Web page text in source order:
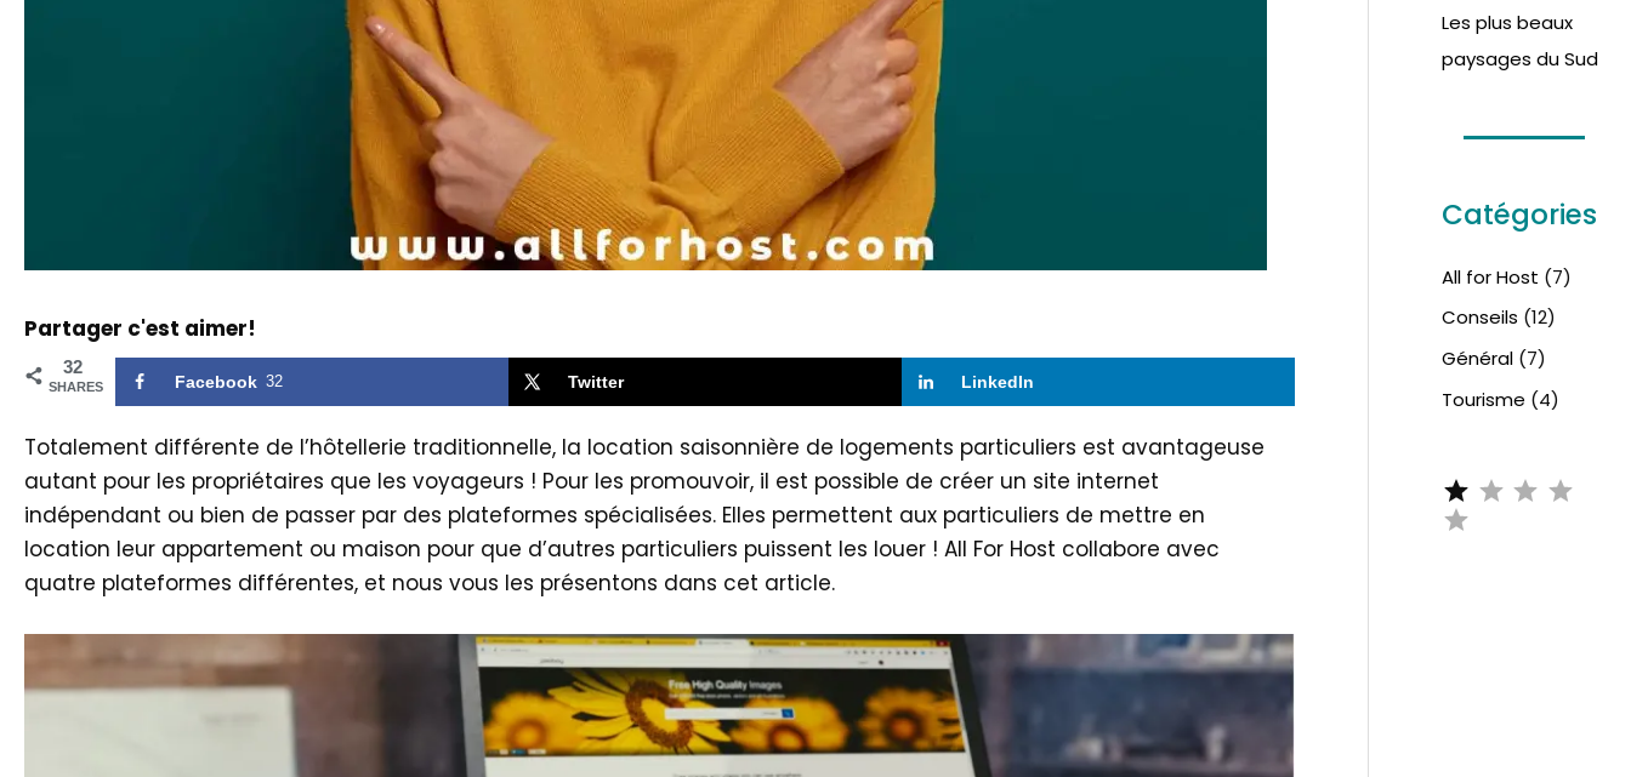
Partager c'est aimer!
32
SHARES Facebook 32 Twitter LinkedIn
Totalement différente de l’hôtellerie traditionnelle, la location saisonnière de logements particuliers est avantageuse
autant pour les propriétaires que les voyageurs ! Pour les promouvoir, il est possible de créer un site internet
indépendant ou bien de passer par des plateformes spécialisées. Elles permettent aux particuliers de mettre en
location leur appartement ou maison pour que d’autres particuliers puissent les louer ! All For Host collabore avec
quatre plateformes différentes, et nous vous les présentons dans cet article.
Les plus beaux
paysages du Sud
Catégories
All for Host (7)
Conseils (12)
Général (7)
Tourisme (4)